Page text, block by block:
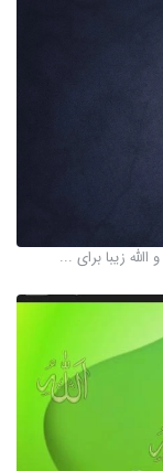
زیبا برای ...